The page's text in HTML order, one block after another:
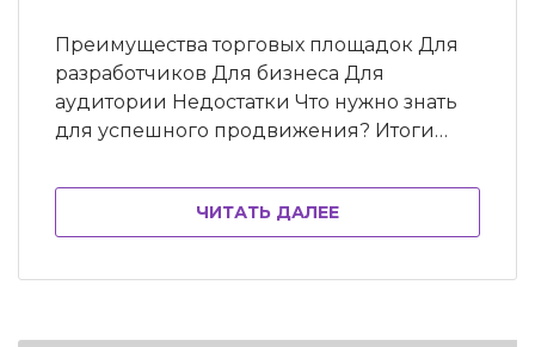
Преимущества торговых площадок Для
разработчиков Для бизнеса Для
аудитории Недостатки Что нужно знать
для успешного продвижения? Итоги
площадках крупных маркетплейсов
deal.by и shop.by, владельцы бизнеса
надеются улучшить поисковое
продвижение, привлечь больше
ЧИТАТЬ ДАЛЕЕ